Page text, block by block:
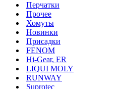
Перчатки
Прочее
Хомуты
Новинки
Присадки
FENOM
Hi-Gear, ER
LIQUI MOLY
RUNWAY
Suprotec